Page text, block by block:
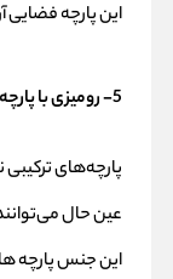
این پارچه فضایی
5- رومیزی با پارچه نخ پلی‌استر
پارچه‌های ترکیبی
عین حال
این جنس پارچه